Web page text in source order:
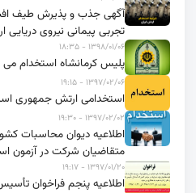
تجربی پیمانی نیروی دریایی
۱۳۹۸/۰۱/۰۶ - ۱۸:۳۵
پلیس کرمانشاه استخدام می
۱۳۹۷/۰۲/۰۶ - ۱۹:۱۵
استخدامی ارتش جمهوری
۱۳۹۷/۰۲/۰۲ - ۱۹:۳۰
اطلاعیه دیوان محاسبات
متقاضیان شرکت در آزمون
۱۳۹۷/۰۱/۲۰ - ۱۹:۱۷
اطلاعیه پنجم فراخوان